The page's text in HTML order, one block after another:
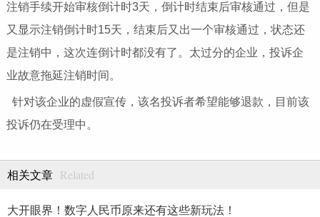
注销手续开始审核倒计时3天，倒计时结束后审核通过，但是
又显示注销倒计时15天，结束后又出一个审核通过，状态还
是注销中，这次连倒计时都没有了。太过分的企业，投诉企
业故意拖延注销时间。
针对该企业的虚假宣传，该名投诉者希望能够退款，目前该
投诉仍在受理中。
相关文章 Related
大开眼界！数字人民币原来还有这些新玩法！